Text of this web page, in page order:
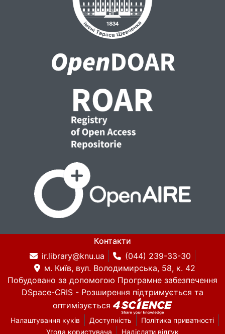
Контакти
ir.library@knu.ua
(044) 239-33-30
м. Київ, вул. Володимирська, 58, к. 42
Побудовано за допомогою Програмне забезпечення
DSpace-CRIS - Розширення підтримується та
оптимізується
Налаштування куків Доступність
Політика приватності
Угода користувача
Надіслати відгук